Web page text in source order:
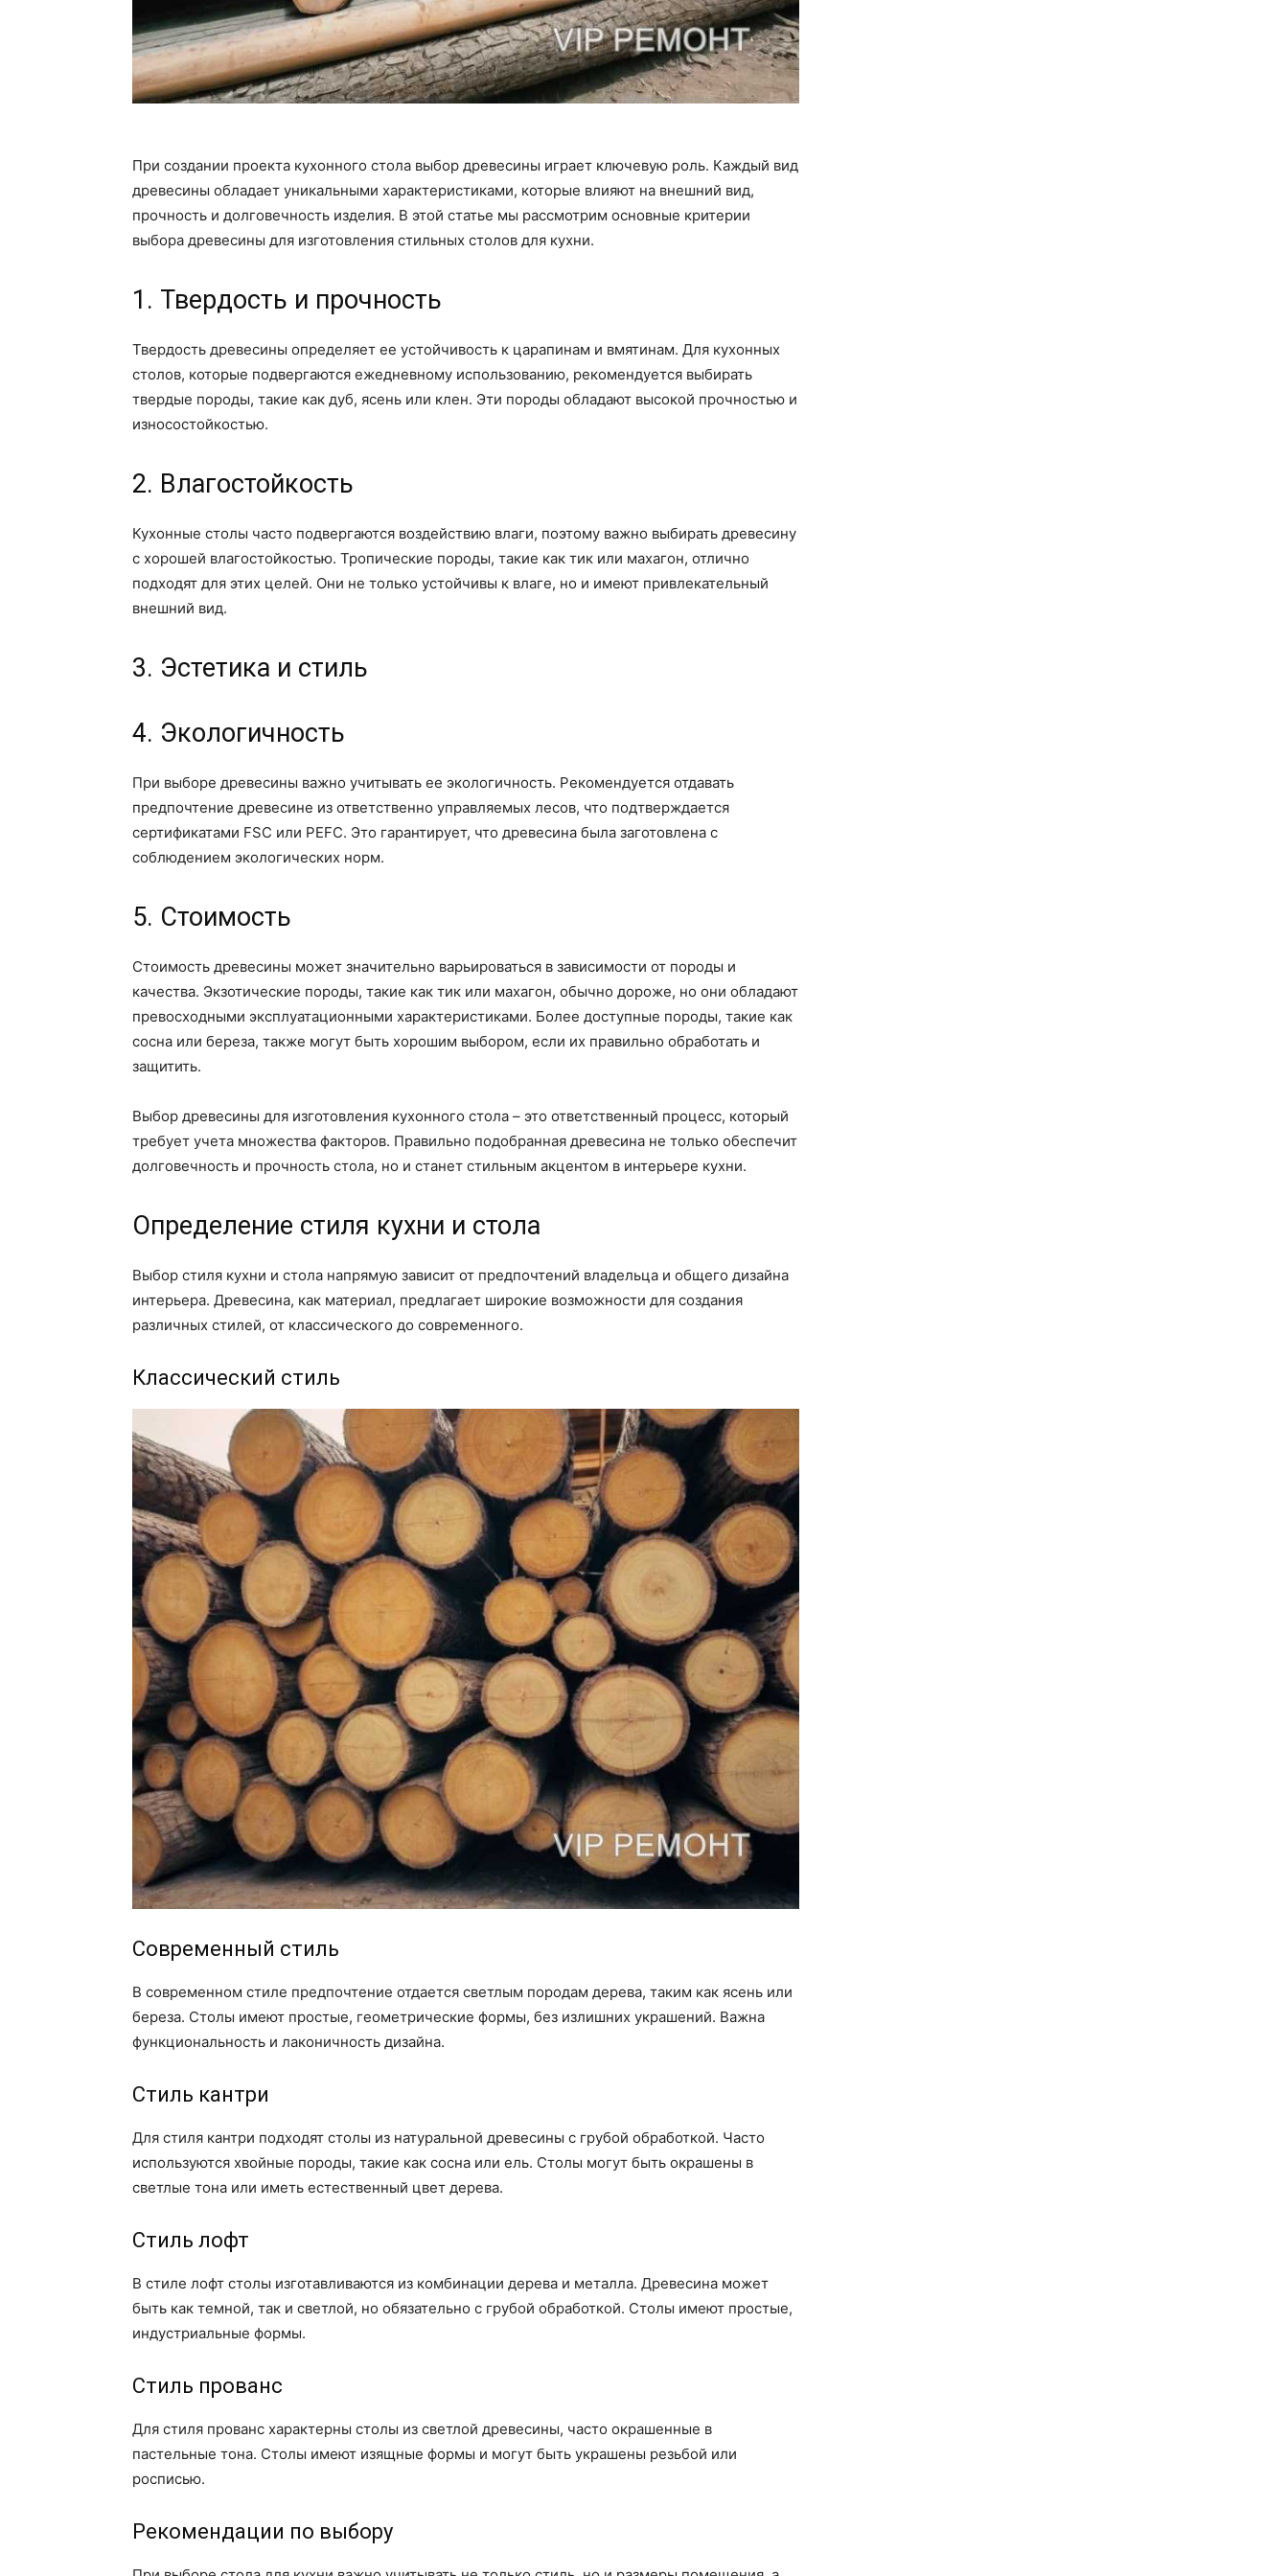
При создании проекта кухонного стола выбор древесины играет ключевую роль. Каждый вид
древесины обладает уникальными характеристиками, которые влияют на внешний вид,
прочность и долговечность изделия. В этой статье мы рассмотрим основные критерии
выбора древесины для изготовления стильных столов для кухни.
1. Твердость и прочность
Твердость древесины определяет ее устойчивость к царапинам и вмятинам. Для кухонных
столов, которые подвергаются ежедневному использованию, рекомендуется выбирать
твердые породы, такие как дуб, ясень или клен. Эти породы обладают высокой прочностью и
износостойкостью.
2. Влагостойкость
Кухонные столы часто подвергаются воздействию влаги, поэтому важно выбирать древесину
с хорошей влагостойкостью. Тропические породы, такие как тик или махагон, отлично
подходят для этих целей. Они не только устойчивы к влаге, но и имеют привлекательный
внешний вид.
3. Эстетика и стиль
4. Экологичность
При выборе древесины важно учитывать ее экологичность. Рекомендуется отдавать
предпочтение древесине из ответственно управляемых лесов, что подтверждается
сертификатами FSC или PEFC. Это гарантирует, что древесина была заготовлена с
соблюдением экологических норм.
5. Стоимость
Стоимость древесины может значительно варьироваться в зависимости от породы и
качества. Экзотические породы, такие как тик или махагон, обычно дороже, но они обладают
превосходными эксплуатационными характеристиками. Более доступные породы, такие как
сосна или береза, также могут быть хорошим выбором, если их правильно обработать и
защитить.
Выбор древесины для изготовления кухонного стола – это ответственный процесс, который
требует учета множества факторов. Правильно подобранная древесина не только обеспечит
долговечность и прочность стола, но и станет стильным акцентом в интерьере кухни.
Определение стиля кухни и стола
Выбор стиля кухни и стола напрямую зависит от предпочтений владельца и общего дизайна
интерьера. Древесина, как материал, предлагает широкие возможности для создания
различных стилей, от классического до современного.
Классический стиль
Современный стиль
В современном стиле предпочтение отдается светлым породам дерева, таким как ясень или
береза. Столы имеют простые, геометрические формы, без излишних украшений. Важна
функциональность и лаконичность дизайна.
Стиль кантри
Для стиля кантри подходят столы из натуральной древесины с грубой обработкой. Часто
используются хвойные породы, такие как сосна или ель. Столы могут быть окрашены в
светлые тона или иметь естественный цвет дерева.
Стиль лофт
В стиле лофт столы изготавливаются из комбинации дерева и металла. Древесина может
быть как темной, так и светлой, но обязательно с грубой обработкой. Столы имеют простые,
индустриальные формы.
Стиль прованс
Для стиля прованс характерны столы из светлой древесины, часто окрашенные в
пастельные тона. Столы имеют изящные формы и могут быть украшены резьбой или
росписью.
Рекомендации по выбору